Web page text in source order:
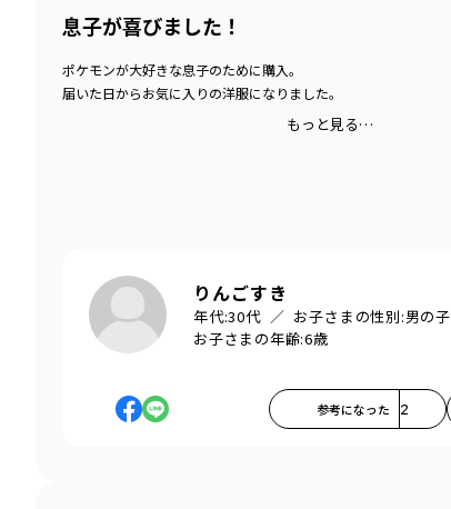
息子が喜びました！
ポケモンが大好きな息子のために購入。
届いた日からお気に入りの洋服になりました。
もっと見る…
りんごすき
年代:30代 お子さまの性別:男の子
お子さまの年齢:6歳
参考になった 2